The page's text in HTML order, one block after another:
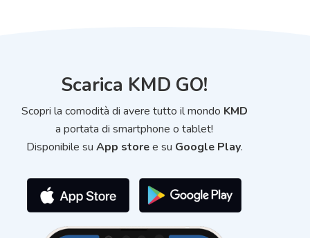
Scarica KMD GO!
Scopri la comodità di avere tutto il mondo KMD
a portata di smartphone o tablet!
Disponibile su App storee su Google Play.